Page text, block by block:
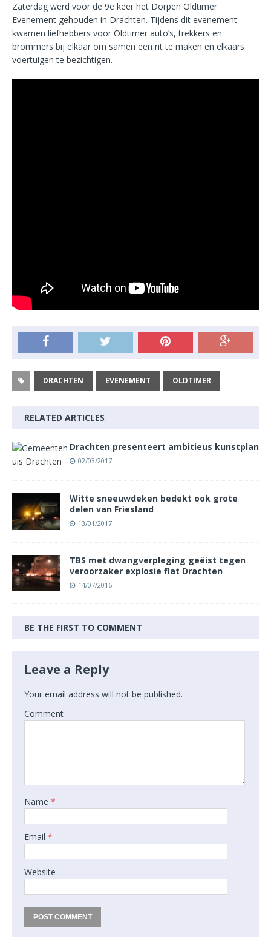
Zaterdag werd voor de 9e keer het Dorpen Oldtimer
Evenement gehouden in Drachten. Tijdens dit evenement
kwamen liefhebbers voor Oldtimer auto’s, trekkers en
brommers bij elkaar om samen een rit te maken en elkaars
voertuigen te bezichtigen.
DRACHTEN EVENEMENT OLDTIMER
RELATED ARTICLES
Drachten presenteert ambitieus kunstplan
02/03/2017
Witte sneeuwdeken bedekt ook grote
delen van Friesland
13/01/2017
TBS met dwangverpleging geëist tegen
veroorzaker explosie flat Drachten
14/07/2016
BE THE FIRST TO COMMENT
Leave a Reply
Your email address will not be published.
Comment
Name *
Email *
Website